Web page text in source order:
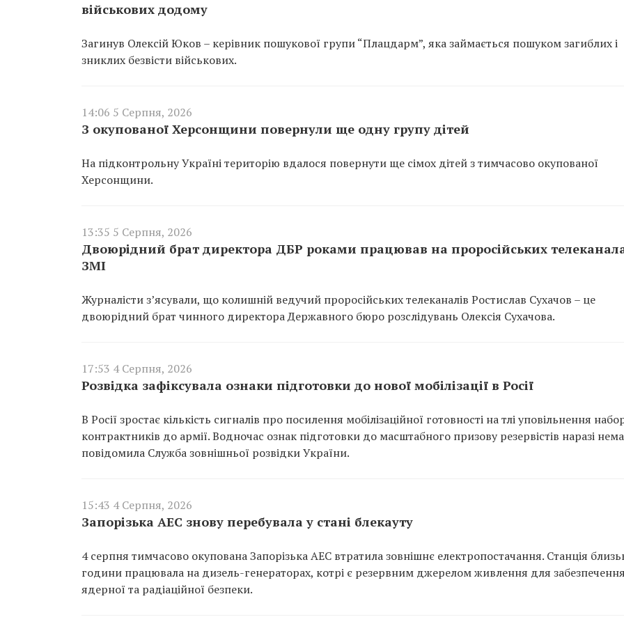
військових додому
Загинув Олексій Юков – керівник пошукової групи “Плацдарм”, яка займається пошуком загиблих і
зниклих безвісти військових.
14:06 5 Серпня, 2026
З окупованої Херсонщини повернули ще одну групу дітей
На підконтрольну Україні територію вдалося повернути ще сімох дітей з тимчасово окупованої
Херсонщини.
13:35 5 Серпня, 2026
Двоюрідний брат директора ДБР роками працював на проросійських
ЗМІ
Журналісти з’ясували, що колишній ведучий проросійських телеканалів Ростислав Сухачов – це
двоюрідний брат чинного директора Державного бюро розслідувань Олексія Сухачова.
17:53 4 Серпня, 2026
Розвідка зафіксувала ознаки підготовки до нової мобілізації в Росії
В Росії зростає кількість сигналів про посилення мобілізаційної готовності на тлі уповільнення
контрактників до армії. Водночас ознак підготовки до масштабного призову резервістів наразі
повідомила Служба зовнішньої розвідки України.
15:43 4 Серпня, 2026
Запорізька АЕС знову перебувала у стані блекауту
4 серпня тимчасово окупована Запорізька АЕС втратила зовнішнє електропостачання. Станція
години працювала на дизель-генераторах, котрі є резервним джерелом живлення для
ядерної та радіаційної безпеки.